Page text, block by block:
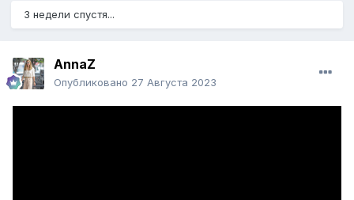
3 недели спустя...
AnnaZ
Опубликовано 27 Августа 2023